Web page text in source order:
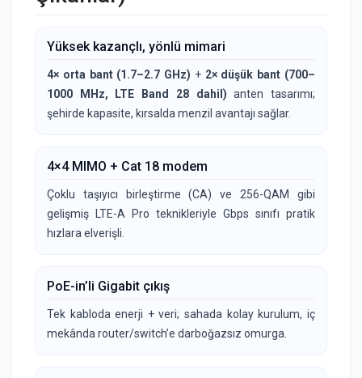
Yüksek kazançlı, yönlü mimari
4× orta bant (1.7–2.7 GHz) + 2× düşük bant (700–
1000 MHz, LTE Band 28 dahil) anten tasarımı;
şehirde kapasite, kırsalda menzil avantajı sağlar.
4×4 MIMO + Cat 18 modem
Çoklu taşıyıcı birleştirme (CA) ve 256-QAM gibi
gelişmiş LTE-A Pro teknikleriyle Gbps sınıfı pratik
hızlara elverişli.
PoE-in’li Gigabit çıkış
Tek kabloda enerji + veri; sahada kolay kurulum, iç
mekânda router/switch’e darboğazsız omurga.